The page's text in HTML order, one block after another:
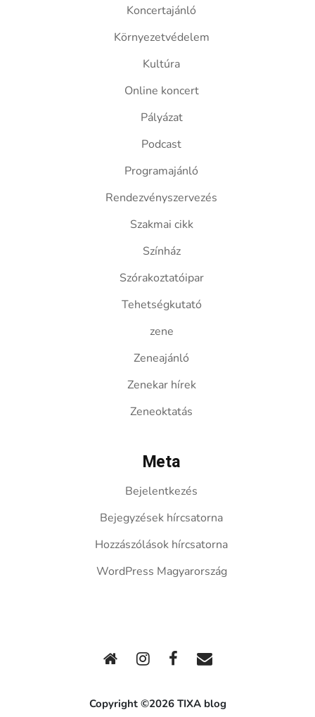
Koncertajánló
Környezetvédelem
Kultúra
Online koncert
Pályázat
Podcast
Programajánló
Rendezvényszervezés
Szakmai cikk
Színház
Szórakoztatóipar
Tehetségkutató
zene
Zeneajánló
Zenekar hírek
Zeneoktatás
Meta
Bejelentkezés
Bejegyzések hírcsatorna
Hozzászólások hírcsatorna
WordPress Magyarország
Copyright ©2026 TIXA blog